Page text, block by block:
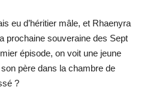
eu d’héritier mâle, et Rhaenyra
prochaine souveraine des Sept
épisode, on voit une jeune
père dans la chambre de
?